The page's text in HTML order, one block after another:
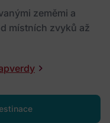
zeměmi a
místních zvyků až